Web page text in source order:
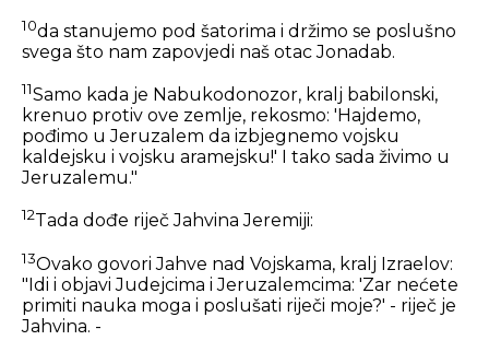
10da stanujemo pod šatorima i držimo se poslušno
svega što nam zapovjedi naš otac Jonadab.
11Samo kada je Nabukodonozor, kralj babilonski,
krenuo protiv ove zemlje, rekosmo: 'Hajdemo,
pođimo u Jeruzalem da izbjegnemo vojsku
kaldejsku i vojsku aramejsku!' I tako sada živimo u
Jeruzalemu."
12Tada dođe riječ Jahvina Jeremiji:
13Ovako govori Jahve nad Vojskama, kralj Izraelov:
"Idi i objavi Judejcima i Jeruzalemcima: 'Zar nećete
primiti nauka moga i poslušati riječi moje?' - riječ je
Jahvina. -